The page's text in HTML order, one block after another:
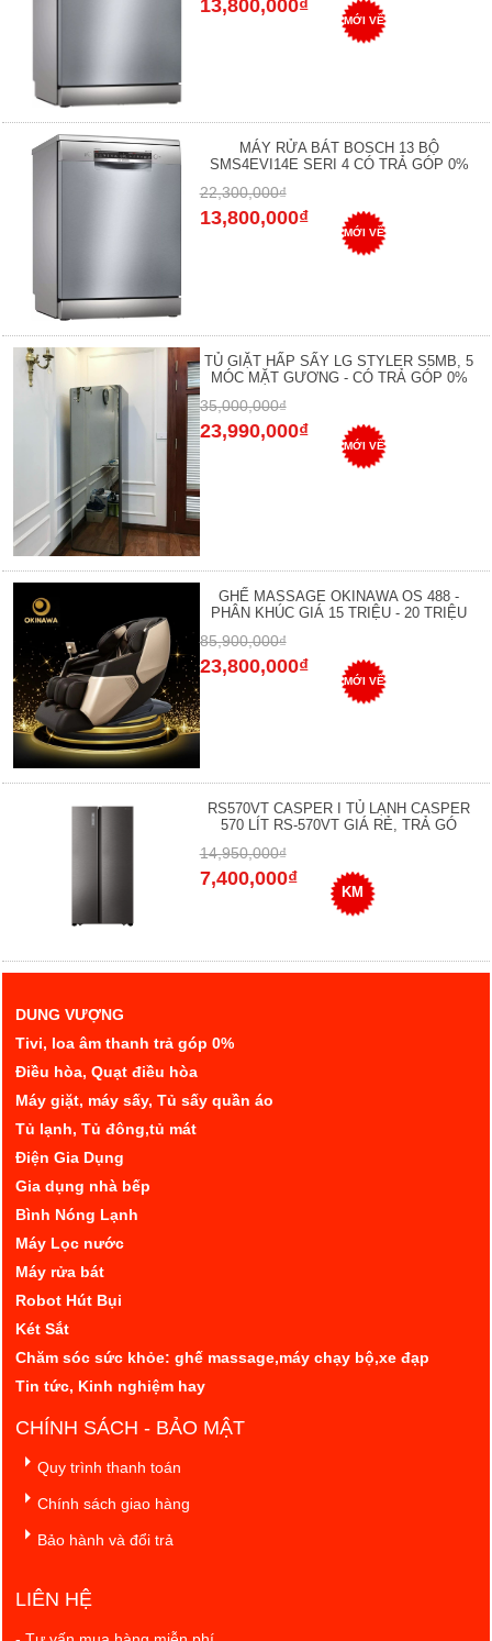
13,800,000₫
MỚI VỀ
MÁY RỬA BÁT BOSCH 13 BỘ
SMS4EVI14E SERI 4 CÓ TRẢ GÓP 0%
22,300,000₫
13,800,000₫
MỚI VỀ
TỦ GIẶT HẤP SẤY LG STYLER S5MB, 5
MÓC MẶT GƯƠNG - CÓ TRẢ GÓP 0%
35,000,000₫
23,990,000₫
MỚI VỀ
GHẾ MASSAGE OKINAWA OS 488 -
PHÂN KHÚC GIÁ 15 TRIỆU - 20 TRIỆU
85,900,000₫
23,800,000₫
MỚI VỀ
RS570VT CASPER I TỦ LẠNH CASPER
570 LÍT RS-570VT GIÁ RẺ, TRẢ GÓ
14,950,000₫
7,400,000₫
KM
DUNG VƯỢNG
Tivi, loa âm thanh trả góp 0%
Điều hòa, Quạt điều hòa
Máy giặt, máy sấy, Tủ sấy quần áo
Tủ lạnh, Tủ đông,tủ mát
Điện Gia Dụng
Gia dụng nhà bếp
Bình Nóng Lạnh
Máy Lọc nước
Máy rửa bát
Robot Hút Bụi
Két Sắt
Chăm sóc sức khỏe: ghế massage,máy chạy bộ,xe đạp
Tin tức, Kinh nghiệm hay
CHÍNH SÁCH - BẢO MẬT
Quy trình thanh toán
Chính sách giao hàng
Bảo hành và đổi trả
LIÊN HỆ